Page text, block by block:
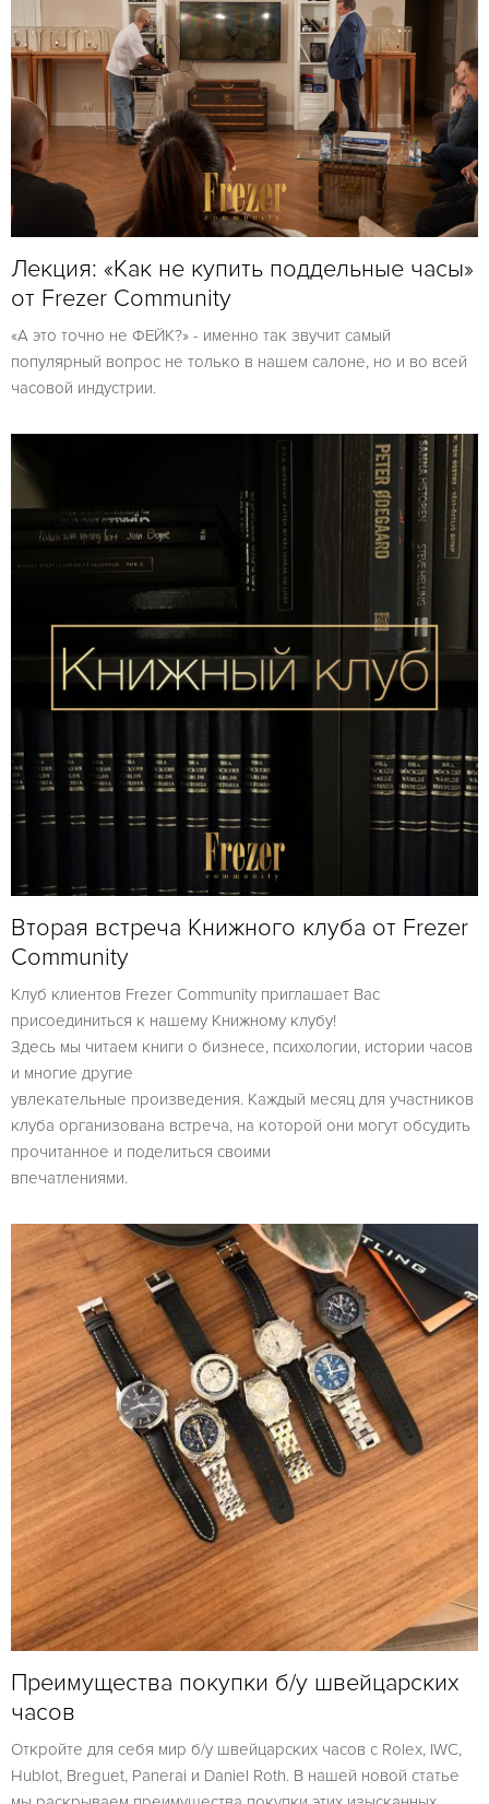
Лекция: «Как не купить поддельные часы»
от Frezer Community
«А это точно не ФЕЙК?» - именно так звучит самый
популярный вопрос не только в нашем салоне, но и во всей
часовой индустрии.
Вторая встреча Книжного клуба от Frezer
Community
Клуб клиентов Frezer Community приглашает Вас
присоединиться к нашему Книжному клубу!
Здесь мы читаем книги о бизнесе, психологии, истории часов
и многие другие
увлекательные произведения. Каждый месяц для участников
клуба организована встреча, на которой они могут обсудить
прочитанное и поделиться своими
впечатлениями.
Преимущества покупки б/у швейцарских
часов
Откройте для себя мир б/у швейцарских часов с Rolex, IWC,
Hublot, Breguet, Panerai и Daniel Roth. В нашей новой статье